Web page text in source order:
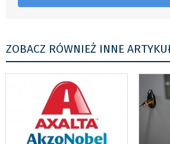
ZOBACZ RÓWNIEŻ INNE